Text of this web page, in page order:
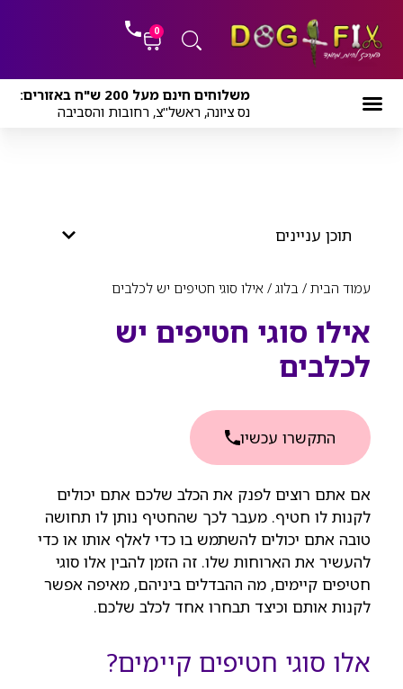
לתוכן
0
עגלת
קניות
משלוחים חינם מעל 200 ש"ח באזורים:
נס ציונה, ראשל"צ, רחובות והסביבה
תוכן עניינים
עמוד הבית/ בלוג/ אילו סוגי חטיפים יש לכלבים
אילו סוגי חטיפים יש
לכלבים
התקשרו עכשיו
אם אתם רוצים לפנק את הכלב שלכם אתם יכולים
לקנות לו חטיף. מעבר לכך שהחטיף נותן לו תחושה
טובה אתם יכולים להשתמש בו כדי לאלף אותו או כדי
להעשיר את הארוחות שלו. זה הזמן להבין אלו סוגי
חטיפים קיימים, מה ההבדלים ביניהם, מאיפה אפשר
לקנות אותם וכיצד תבחרו אחד לכלב שלכם.
אלו סוגי חטיפים קיימים?